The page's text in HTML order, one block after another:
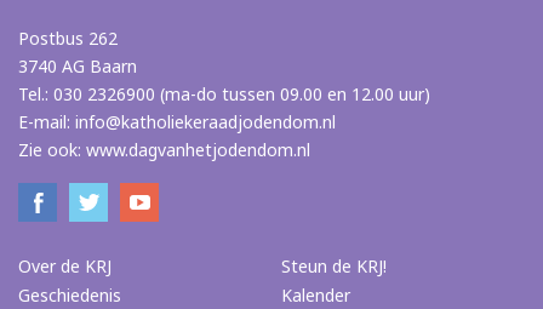
Postbus 262
3740 AG Baarn
Tel.: 030 2326900 (ma-do tussen 09.00 en 12.00 uur)
E-mail: info@katholiekeraadjodendom.nl
Zie ook: www.dagvanhetjodendom.nl
Over de KRJ
Geschiedenis
Steun de KRJ!
Kalender